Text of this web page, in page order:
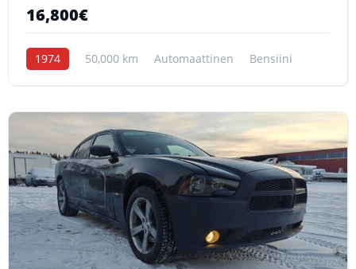
16,800€
1974 50,000 km Automaattinen Bensiini